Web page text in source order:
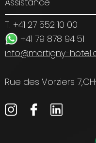
T. +41 27 552 10 00
+41 79 878 94 51
info@martigny-
Rue des Vorziers 7,